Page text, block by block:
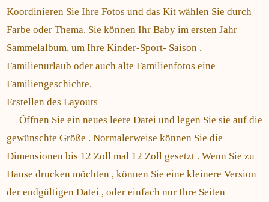
Koordinieren Sie Ihre Fotos und das Kit wählen Sie durch
Farbe oder Thema. Sie können Ihr Baby im ersten Jahr
Sammelalbum, um Ihre Kinder-Sport- Saison ,
Familienurlaub oder auch alte Familienfotos eine
Familiengeschichte.
Erstellen des Layouts
Öffnen Sie ein neues leere Datei und legen Sie sie auf die
gewünschte Größe . Normalerweise können Sie die
Dimensionen bis 12 Zoll mal 12 Zoll gesetzt . Wenn Sie zu
Hause drucken möchten , können Sie eine kleinere Version
der endgültigen Datei , oder einfach nur Ihre Seiten